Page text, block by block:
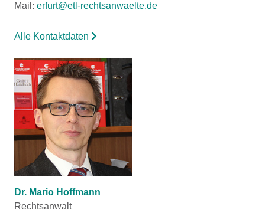
Mail: erfurt@etl-rechtsanwaelte.de
Alle Kontaktdaten
Dr. Mario Hoffmann
Rechtsanwalt